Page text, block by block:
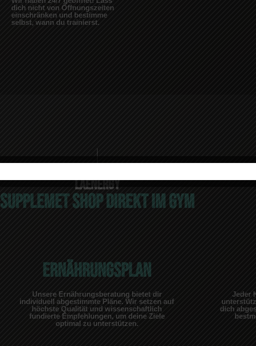
dich nicht von Öffnungszeiten
einschränken und bestimme
selbst, wann du trainierst.
LAENERGY
SUPPLEMET SHOP DIREKT IM GYM
ERNÄHRUNGSPLAN
Unsere Ernährungsberatung bietet dir
individuell abgestimmte Pläne. Wir setzen auf
höchste Qualität und wissenschaftlich
fundierte Empfehlungen, um deine Ziele
optimal zu unterstützen.
Jeder
dich